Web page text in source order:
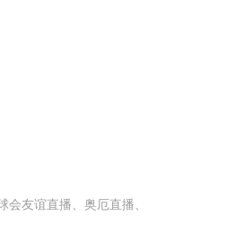
友谊直播、奥厄直播、